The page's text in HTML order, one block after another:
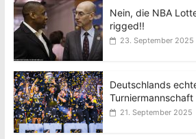
Nein, die NBA
rigged!!
23. September 2025
Deutschlands
Turniermannschaft
21. September 2025